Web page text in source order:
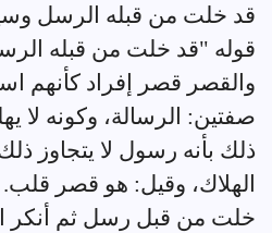
قد خلت من قبله الرسل
قوله "قد خلت من قبله
والقصر قصر إفراد كأنهم
صفتين: الرسالة، وكونه لا
ذلك بأنه رسول لا يتجاوز
الهلاك، وقيل: هو قصر
خلت من قبل رسل ثم أنكر